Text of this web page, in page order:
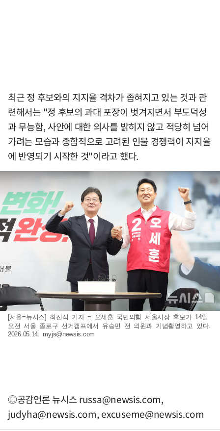
최근 정 후보와의 지지율 격차가 좁혀지고 있는 것과 관
련해서는 "정 후보의 과대 포장이 벗겨지면서 부도덕성
과 무능함, 사안에 대한 의사를 밝히지 않고 적당히 넘어
가려는 모습과 종합적으로 고려된 인물 경쟁력이 지지율
에 반영되기 시작한 것"이라고 했다.
[서울=뉴시스] 최진석 기자 = 오세훈 국민의힘 서울시장 후보가 14일
오전 서울 종로구 선거캠프에서 유승민 전 의원과 기념촬영하고 있다.
2026.05.14. myjs@newsis.com
◎공감언론 뉴시스russa@newsis.com,
judyha@newsis.com,excuseme@newsis.com